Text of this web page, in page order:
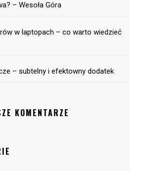
– Wesoła Góra
w laptopach – co warto wiedzieć
– subtelny i efektowny dodatek
KOMENTARZE